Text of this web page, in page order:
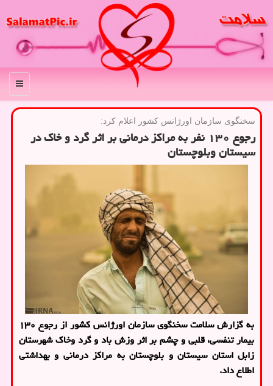
منو
سخنگوی سازمان اورژانس كشور اعلام كرد:
رجوع ۱۳۰ نفر به مراكز درمانی بر اثر گرد و خاك در
سیستان وبلوچستان
به گزارش سلامت سخنگوی سازمان اورژانس کشور از رجوع ۱۳۰
بیمار تنفسی، قلبی و چشم بر اثر وزش باد و گرد وخاک شهرستان
زابل استان سیستان و بلوچستان به مراکز درمانی و بهداشتی
اطلاع داد.